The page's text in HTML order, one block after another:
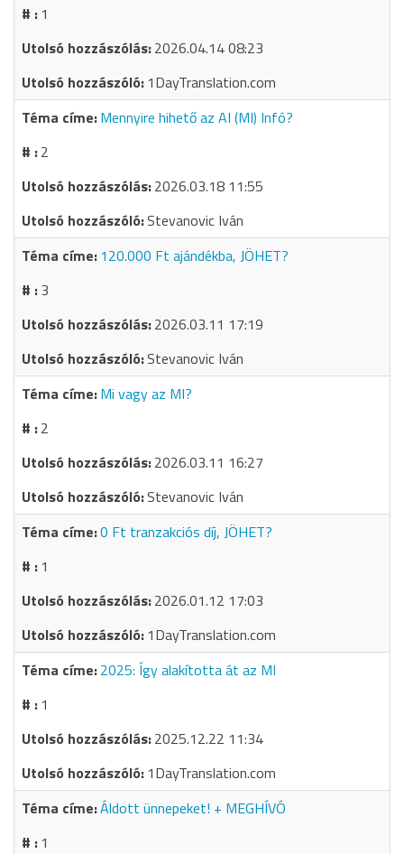
1
2026.04.14 08:23
1DayTranslation.com
Mennyire hihető az AI (MI) Infó?
2
2026.03.18 11:55
Stevanovic Iván
120.000 Ft ajándékba, JÖHET?
3
2026.03.11 17:19
Stevanovic Iván
Mi vagy az MI?
2
2026.03.11 16:27
Stevanovic Iván
0 Ft tranzakciós díj, JÖHET?
1
2026.01.12 17:03
1DayTranslation.com
2025: Így alakította át az MI
1
2025.12.22 11:34
1DayTranslation.com
Áldott ünnepeket! + MEGHÍVÓ
1